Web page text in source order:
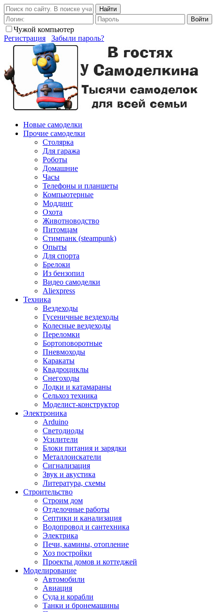
Найти
Войти
Чужой компьютер
Регистрация
Забыли пароль?
Новые самоделки
Прочие самоделки
Столярка
Для гаража
Роботы
Домашние
Часы
Телефоны и планшеты
Компьютерные
Моддинг
Охота
Животноводство
Питомцам
Стимпанк (steampunk)
Опыты
Для спорта
Брелоки
Из бензопил
Видео самоделки
Aliexpress
Техника
Вездеходы
Гусеничные вездеходы
Колесные вездеходы
Переломки
Бортоповоротные
Пневмоходы
Каракаты
Квадроциклы
Снегоходы
Лодки и катамараны
Сельхоз техника
Моделист-конструктор
Электроника
Arduino
Светодиоды
Усилители
Блоки питания и зарядки
Металлоискатели
Сигнализация
Звук и акустика
Литература, схемы
Строительство
Строим дом
Отделочные работы
Септики и канализация
Водопровод и сантехника
Электрика
Печи, камины, отопление
Хоз постройки
Проекты домов и коттеджей
Моделирование
Автомобили
Авиация
Суда и корабли
Танки и бронемашины